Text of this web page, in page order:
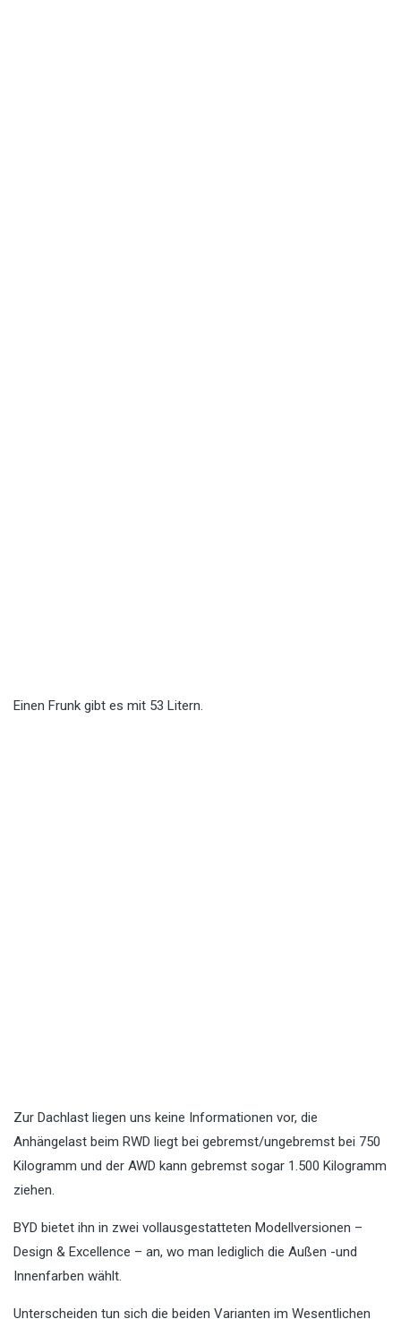
Einen Frunk gibt es mit 53 Litern.
Zur Dachlast liegen uns keine Informationen vor, die
Anhängelast beim RWD liegt bei gebremst/ungebremst bei 750
Kilogramm und der AWD kann gebremst sogar 1.500 Kilogramm
ziehen.
BYD bietet ihn in zwei vollausgestatteten Modellversionen –
Design & Excellence – an, wo man lediglich die Außen -und
Innenfarben wählt.
Unterscheiden tun sich die beiden Varianten im Wesentlichen